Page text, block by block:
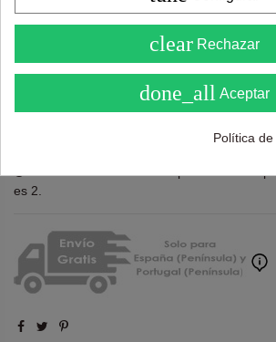
La cantidad mínima en el pedido de
es 2.
clear Rechazar
done_all Aceptar
Política